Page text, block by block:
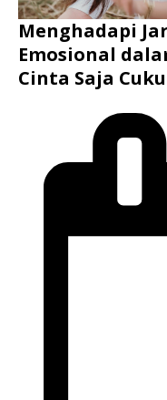
Menghadapi
Emosional
Cinta Saja